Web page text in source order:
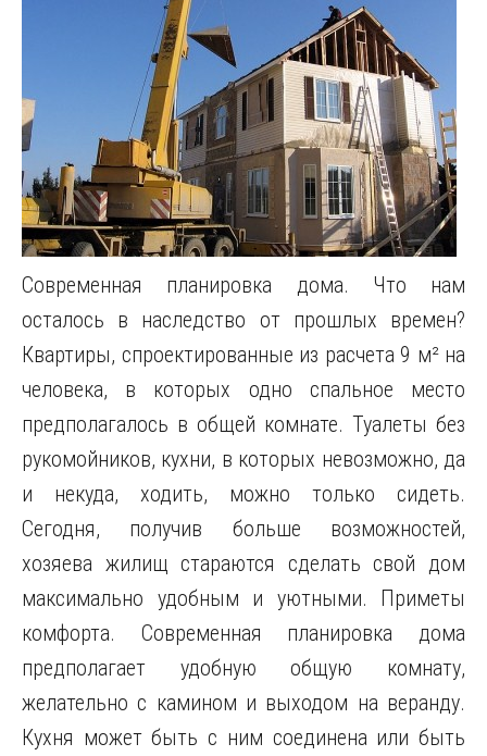
Cовременная планировка дома. Что нам
осталось в наследство от прошлых времен?
Квартиры, спроектированные из расчета 9 м² на
человека, в которых одно спальное место
предполагалось в общей комнате. Туалеты без
рукомойников, кухни, в которых невозможно, да
и некуда, ходить, можно только сидеть.
Сегодня, получив больше возможностей,
хозяева жилищ стараются сделать свой дом
максимально удобным и уютными. Приметы
комфорта. Современная планировка дома
предполагает удобную общую комнату,
желательно с камином и выходом на веранду.
Кухня может быть с ним соединена или быть